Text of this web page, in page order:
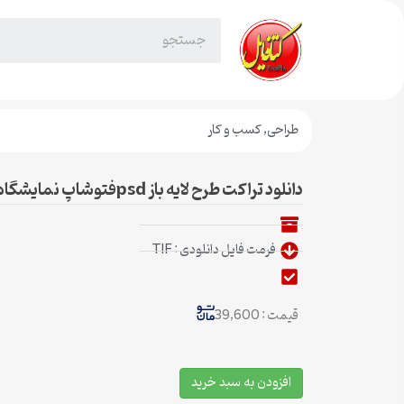
طراحی,کسب و کار
دانلود تراکت طرح لایه باز psdفتوشاپ نمایشگاه اتومبیل
فرمت فایل دانلودی : TIF
قیمت : 39,600
افزودن به سبد خرید